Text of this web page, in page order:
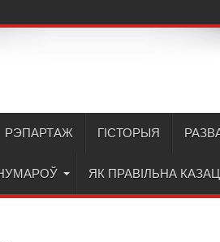
РЭПАРТАЖ ГІСТОРЫЯ
ЯК ПРАВІЛЬНА